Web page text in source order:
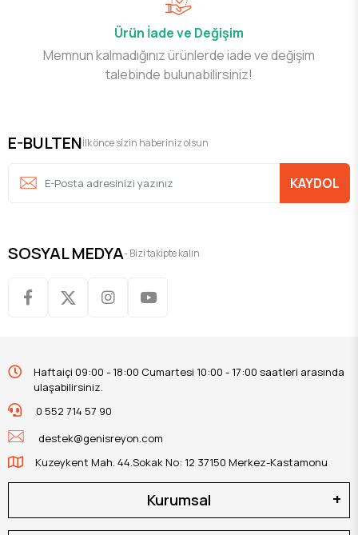
Ürün İade ve Değişim
Memnun kalmadığınız ürünlerde iade ve değişim
talebinde bulunabilirsiniz!
E-BULTENİlk önce sizin haberiniz olsun
KAYDOL
SOSYAL MEDYA- Bizi takipte kalın
Haftaiçi 09:00 - 18:00 Cumartesi 10:00 - 17:00 saatleri arasında
ulaşabilirsiniz.
0 552 714 57 90
destek@genisreyon.com
Kuzeykent Mah. 44.Sokak No: 12 37150 Merkez-Kastamonu
Kurumsal